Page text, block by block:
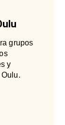
grupos
y